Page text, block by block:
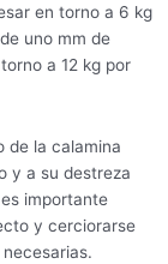
en torno a 6 kg
uno mm de
a 12 kg por
de la calamina
y a su destreza
importante
y cerciorarse